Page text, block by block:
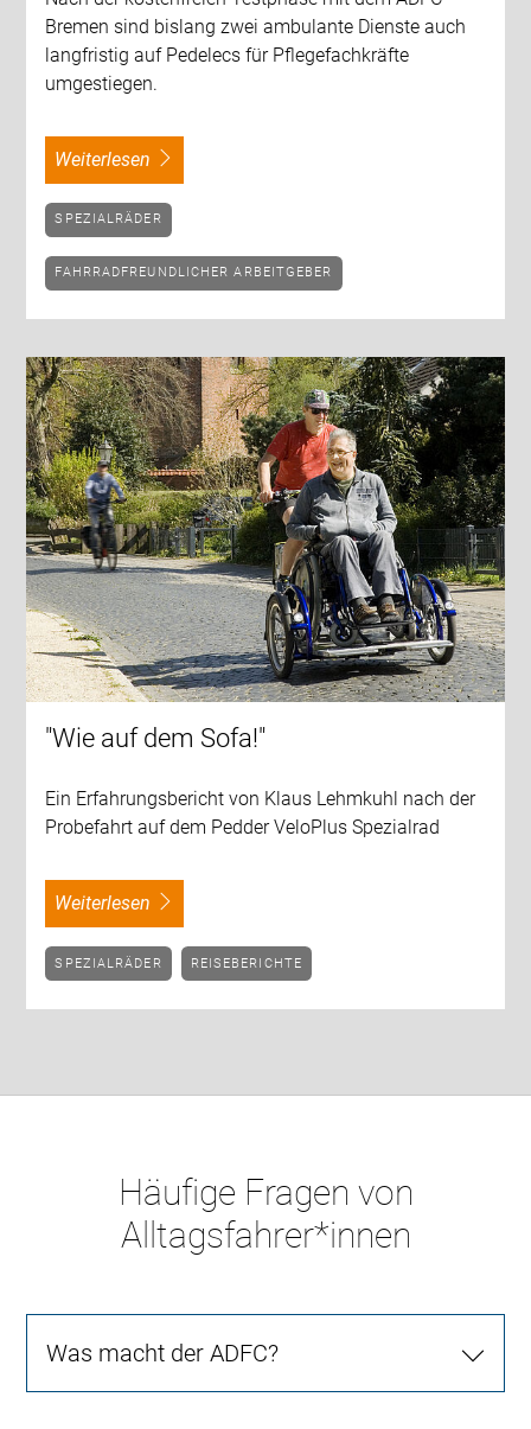
Bremen sind bislang zwei ambulante Dienste auch
langfristig auf Pedelecs für Pflegefachkräfte
umgestiegen.
weiterlesen
SPEZIALRÄDER
FAHRRADFREUNDLICHER ARBEITGEBER
"Wie auf dem Sofa!"
Ein Erfahrungsbericht von Klaus Lehmkuhl nach der
Probefahrt auf dem Pedder VeloPlus Spezialrad
weiterlesen
SPEZIALRÄDER REISEBERICHTE
Häufige Fragen von
Alltagsfahrer*innen
Was macht der ADFC?